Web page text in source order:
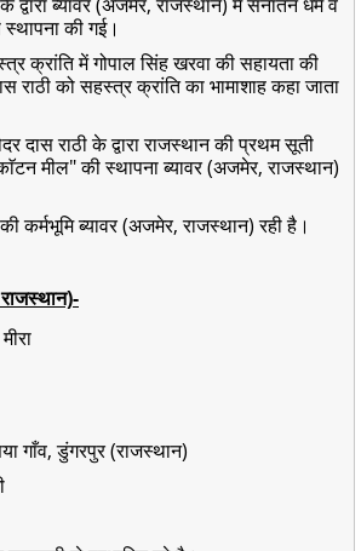
स्थापना की गई।
क्रांति में गोपाल सिंह खरवा की सहायता की
राठी को सहस्त्र क्रांति का भामाशाह कहा जाता
दास राठी के द्वारा राजस्थान की प्रथम सूती
मील" की स्थापना ब्यावर (अजमेर, राजस्थान)
की कर्मभूमि ब्यावर (अजमेर, राजस्थान) रही है।
गाँव, डुंगरपुर (राजस्थान)